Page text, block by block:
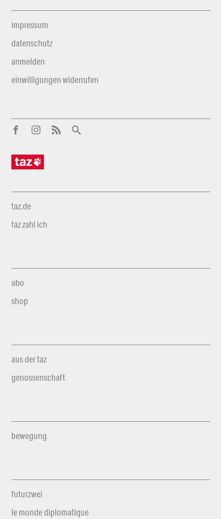
impressum
datenschutz
anmelden
einwilligungen widerrufen
taz.de
taz zahl ich
abo
shop
aus der taz
genossenschaft
bewegung
futurzwei
le monde diplomatique